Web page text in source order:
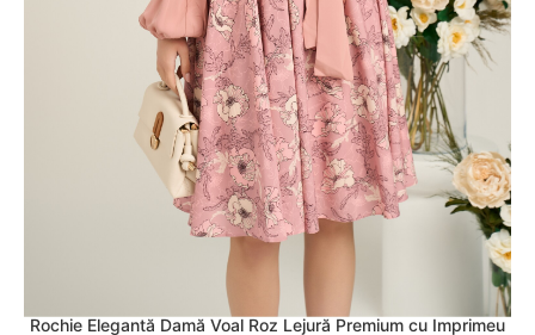
Rochie Elegantă Damă Voal Roz Lejură Premium cu Imprimeu